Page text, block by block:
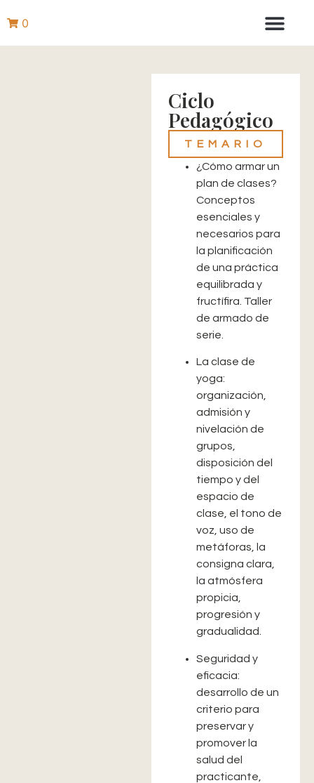
0
Ciclo
Pedagógico
TEMARIO
¿Cómo armar un
plan de clases?
Conceptos
esenciales y
necesarios para
la planificación
de una práctica
equilibrada y
fructífira. Taller
de armado de
serie.
La clase de
yoga:
organización,
admisión y
nivelación de
grupos,
disposición del
tiempo y del
espacio de
clase, el tono de
voz, uso de
metáforas, la
consigna clara,
la atmósfera
propicia,
progresión y
gradualidad.
Seguridad y
eficacia:
desarrollo de un
criterio para
preservar y
promover la
salud del
practicante,